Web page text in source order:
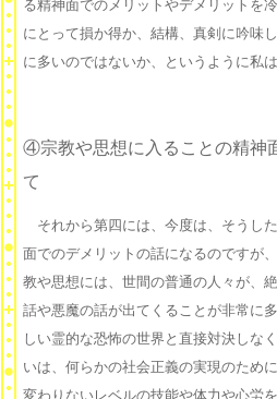
る精神面でのメリットやデメリットを
にとって損か得か、結構、真剣に吟味
に多いのではないか、というように私
④宗教や思想に入ることの精神
て
それから第四には、今度は、そうし
面でのデメリットの話になるのですが
教や思想には、世間の普通の人々が、
話や悪魔の話が出てくることが非常に
しい霊的な恐怖の世界と直接対決しな
いは、何らかの社会正義の実現のため
変わりないレベルの技能や体力や心労